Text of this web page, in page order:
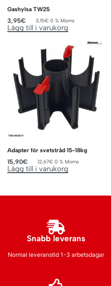
Gashylsa TW25
3,95€ 3,15€ 0 % Moms
Lägg till i varukorg
Adapter för svetstråd 15-18kg
15,90€ 12,67€ 0 % Moms
Lägg till i varukorg
Snabb leverans
Normal leveranstid 1-3 arbetsdagar